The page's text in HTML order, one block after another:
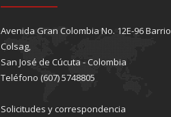
Avenida Gran Colombia No. 12E-96 Barrio
Colsag,
San José de Cúcuta - Colombia
Teléfono (607) 5748805
Solicitudes y correspondencia